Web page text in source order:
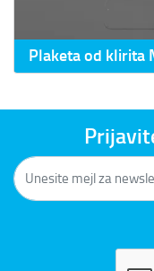
Plaketa od klirita